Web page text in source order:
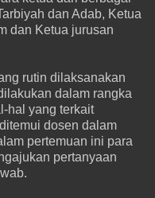
dan Adab, Ketua
dan Ketua jurusan
rutin dilaksanakan
dalam rangka
hal yang terkait
dosen dalam
pertemuan ini para
pertanyaan